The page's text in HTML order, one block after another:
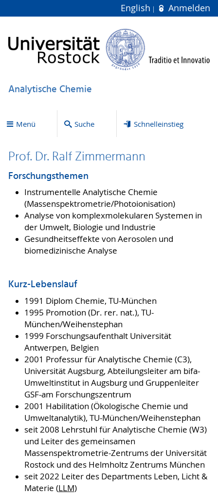
English Anmelden
Analytische Chemie
Menü Suche Schnelleinstieg
Prof. Dr. Ralf Zimmermann
Forschungsthemen
Instrumentelle Analytische Chemie
(Massenspektrometrie/Photoionisation)
Analyse von komplexmolekularen Systemen in
der Umwelt, Biologie und Industrie
Gesundheitseffekte von Aerosolen und
biomedizinische Analyse
Kurz-Lebenslauf
1991 Diplom Chemie, TU-München
1995 Promotion (Dr. rer. nat.), TU-
München/Weihenstephan
1999 Forschungsaufenthalt Universität
Antwerpen, Belgien
2001 Professur für Analytische Chemie (C3),
Universität Augsburg, Abteilungsleiter am bifa-
Umweltinstitut in Augsburg und Gruppenleiter
GSF-am Forschungszentrum
2001 Habilitation (Ökologische Chemie und
Umweltanalytik), TU-München/Weihenstephan
seit 2008 Lehrstuhl für Analytische Chemie (W3)
und Leiter des gemeinsamen
Massenspektrometrie-Zentrums der Universität
Rostock und des Helmholtz Zentrums München
seit 2022 Leiter des Departments Leben, Licht &
Materie (LLM)